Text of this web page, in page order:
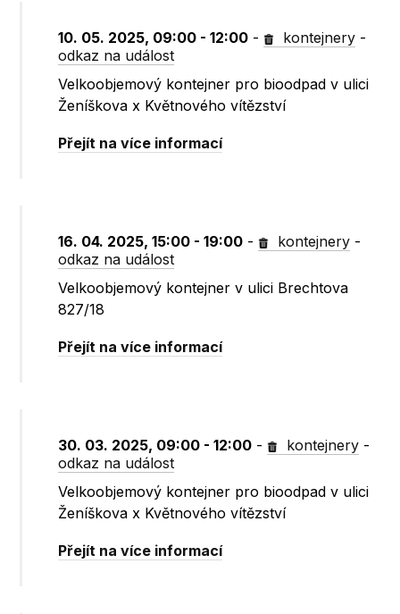
10. 05. 2025, 09:00 - 12:00 - kontejnery -
odkaz na událost
Velkoobjemový kontejner pro bioodpad v ulici
Ženíškova x Květnového vítězství
Přejít na více informací
16. 04. 2025, 15:00 - 19:00 - kontejnery -
odkaz na událost
Velkoobjemový kontejner v ulici Brechtova
827/18
Přejít na více informací
30. 03. 2025, 09:00 - 12:00 - kontejnery -
odkaz na událost
Velkoobjemový kontejner pro bioodpad v ulici
Ženíškova x Květnového vítězství
Přejít na více informací